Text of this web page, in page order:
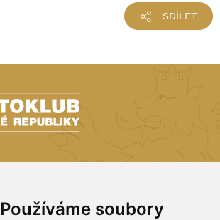
Používáme soubory
SDÍLET